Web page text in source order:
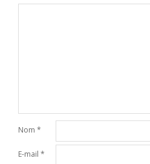
Nom *
E-mail *